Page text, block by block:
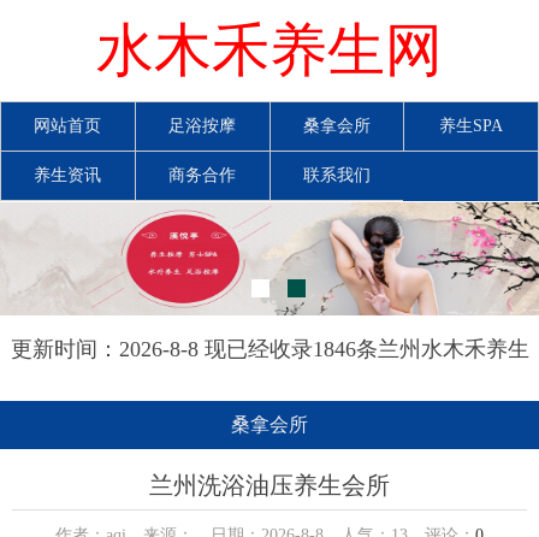
水木禾养生网
网站首页 足浴按摩 桑拿会所 养生SPA
养生资讯 商务合作 联系我们
更新时间：2026-8-8 现已经收录1846条兰州水木禾养生
桑拿会所
兰州洗浴油压养生会所